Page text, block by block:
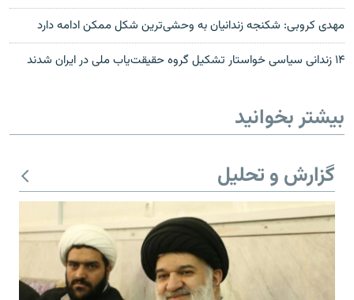
مهدی کروبی: شکنجه زندانیان به وحشی‌ترین شکل ممکن ادامه دارد
‌۱۴ زندانی سیاسی خواستار تشکیل گروه حقيقت‌ياب ملی در ایران شدند
بیشتر بخوانید
گزارش و تحلیل